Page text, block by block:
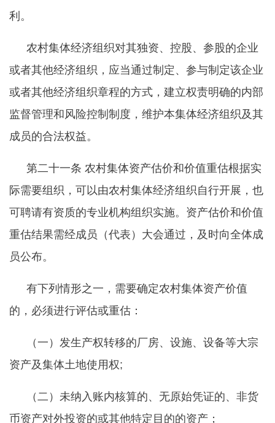
利。
农村集体经济组织对其独资、控股、参股的企业
或者其他经济组织，应当通过制定、参与制定该企业
或者其他经济组织章程的方式，建立权责明确的内部
监督管理和风险控制制度，维护本集体经济组织及其
成员的合法权益。
第二十一条 农村集体资产估价和价值重估根据实
际需要组织，可以由农村集体经济组织自行开展，也
可聘请有资质的专业机构组织实施。资产估价和价值
重估结果需经成员（代表）大会通过，及时向全体成
员公布。
有下列情形之一，需要确定农村集体资产价值
的，必须进行评估或重估：
（一）发生产权转移的厂房、设施、设备等大宗
资产及集体土地使用权;
（二）未纳入账内核算的、无原始凭证的、非货
币资产对外投资的或其他特定目的的资产；